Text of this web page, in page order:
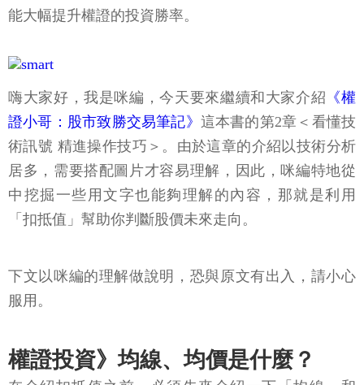
能大幅提升權證的投資勝率。
嗨大家好，我是咪編，今天要來繼續和大家介紹 《權
證小哥：股市致勝交易筆記》 這本書的第2章＜看懂技
術訊號 精進操作技巧＞。由於這章的介紹以技術分析
居多，需要搭配圖片才容易理解，因此，咪編特地從
中挖掘一些用文字也能夠理解的內容，那就是利用
「扣抵值」幫助你判斷股價未來走向。
下文以咪編的理解做說明，恐與原文有出入，請小心
服用。
權證投資》均線、均價是什麼？